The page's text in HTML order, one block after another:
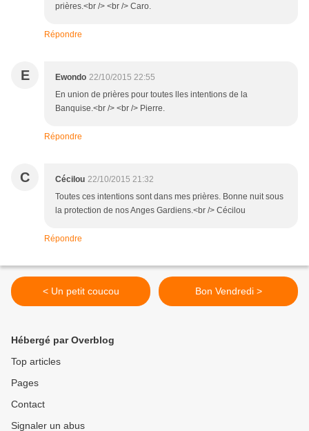
prières.<br /> <br /> Caro.
Répondre
E Ewondo 22/10/2015 22:55
En union de prières pour toutes lles intentions de la
Banquise.<br /> <br /> Pierre.
Répondre
C Cécilou 22/10/2015 21:32
Toutes ces intentions sont dans mes prières. Bonne nuit sous
la protection de nos Anges Gardiens.<br /> Cécilou
Répondre
< Un petit coucou Bon Vendredi >
Hébergé par Overblog
Top articles
Pages
Contact
Signaler un abus